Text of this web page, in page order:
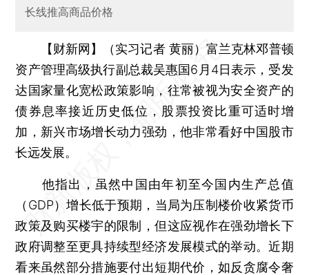
长线推高商品价格
【财新网】（实习记者 黄丽）富兰克林邓普顿
资产管理高级执行副总裁吴惠国6月4日表示，受发
达国家量化宽松政策影响，往常被视为安全资产的
债券息率接近历史低位，股票投资比重可适时增
加，新兴市场增长动力强劲，他非常看好中国股市
长远发展。
他指出，虽然中国由年初至今国内生产总值
（GDP）增长低于预期，当局为压制楼价收紧货币
政策及购买楼宇的限制，但这应视作在强劲增长下
政府调整至更具持续型经济发展模式的举动。近期
看来虽然部分措施要付出短期代价，如反贪腐令奢